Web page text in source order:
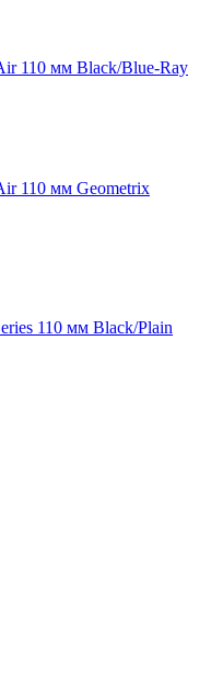
110 мм Black/Blue-Ray
110 мм Geometrix
110 мм Black/Plain